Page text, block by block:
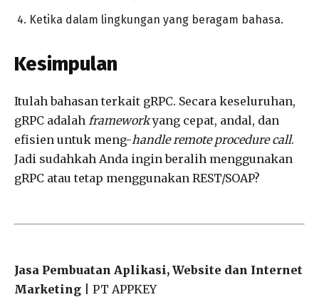
Ketika dalam lingkungan yang beragam bahasa.
Kesimpulan
Itulah bahasan terkait gRPC. Secara keseluruhan,
gRPC adalah frameworkyang cepat, andal, dan
efisien untuk meng-handle remote procedure call.
Jadi sudahkah Anda ingin beralih menggunakan
gRPC atau tetap menggunakan REST/SOAP?
Jasa Pembuatan Aplikasi, Website dan Internet
Marketing | PT APPKEY